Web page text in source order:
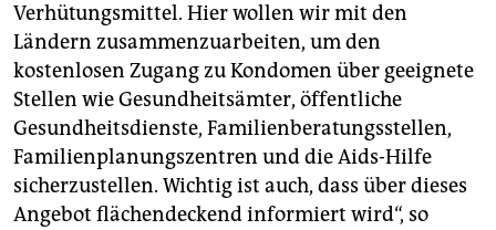
Verhütungsmittel. Hier wollen wir mit den
Ländern zusammenzuarbeiten, um den
kostenlosen Zugang zu Kondomen über geeignete
Stellen wie Gesundheitsämter, öffentliche
Gesundheitsdienste, Familienberatungsstellen,
Familienplanungszentren und die Aids-Hilfe
sicherzustellen. Wichtig ist auch, dass über dieses
Angebot flächendeckend informiert wird“, so